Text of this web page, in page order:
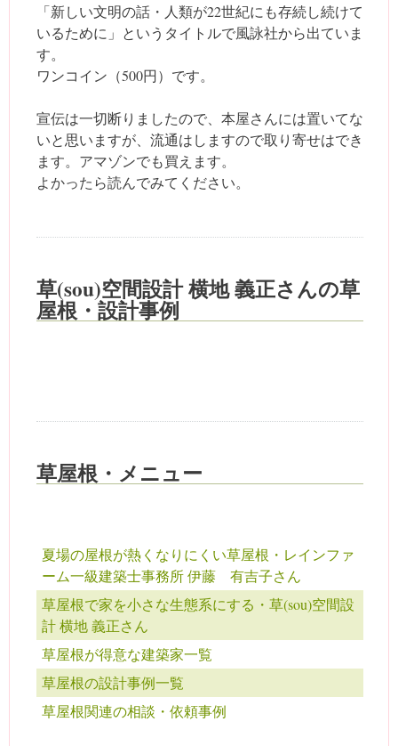
「新しい文明の話・人類が22世紀にも存続し続けて
いるために」というタイトルで風詠社から出ていま
す。
ワンコイン（500円）です。
宣伝は一切断りましたので、本屋さんには置いてな
いと思いますが、流通はしますので取り寄せはでき
ます。アマゾンでも買えます。
よかったら読んでみてください。
草(sou)空間設計 横地 義正さんの草
屋根・設計事例
草屋根・メニュー
夏場の屋根が熱くなりにくい草屋根・レインファ
ーム一級建築士事務所 伊藤 有吉子さん
草屋根で家を小さな生態系にする・草(sou)空間設
計 横地 義正さん
草屋根が得意な建築家一覧
草屋根の設計事例一覧
草屋根関連の相談・依頼事例